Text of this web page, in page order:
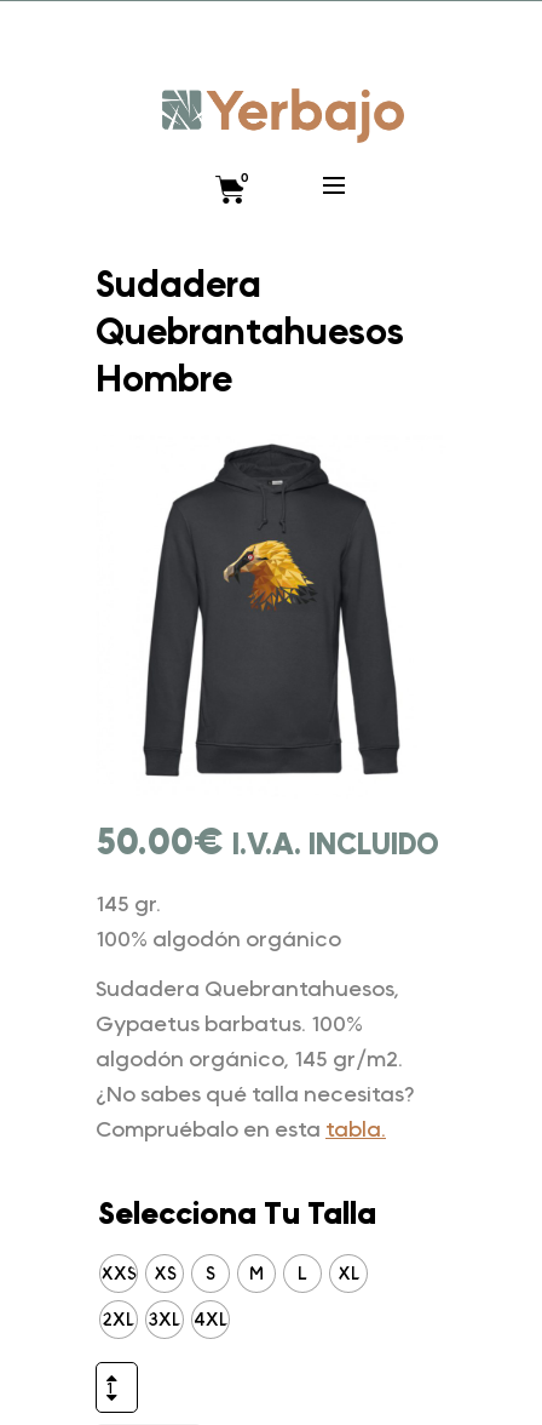
0
Sudadera
Quebrantahuesos
Hombre
50.00€ I.V.A. INCLUIDO
145 gr.
100% algodón orgánico
Sudadera Quebrantahuesos,
Gypaetus barbatus. 100%
algodón orgánico, 145 gr/m2.
¿No sabes qué talla necesitas?
Compruébalo en esta tabla.
Selecciona Tu Talla
XXS XS S M L
XL
2XL 3XL 4XL